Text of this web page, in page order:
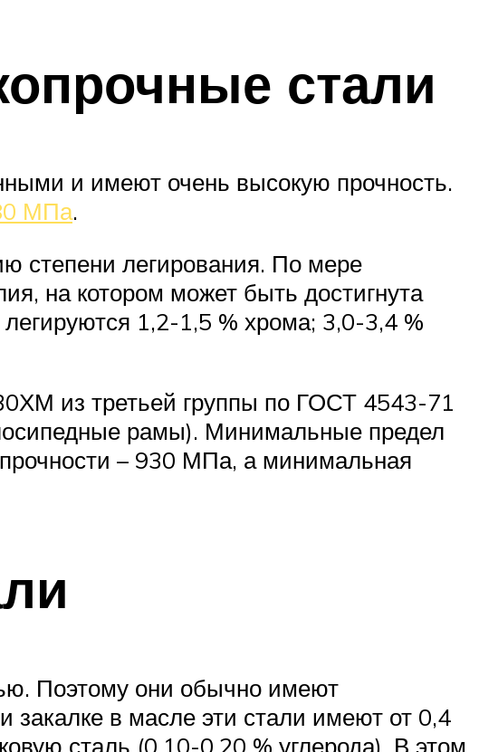
стали
и имеют очень высокую прочность.
МПа.
степени легирования. По мере
на котором может быть достигнута
1,2-1,5 % хрома; 3,0-3,4 %
из третьей группы по ГОСТ 4543-71
рамы). Минимальные предел
– 930 МПа, а минимальная
Поэтому они обычно имеют
закалке в масле эти стали имеют от 0,4
сталь (0,10-0,20 % углерода). В этом